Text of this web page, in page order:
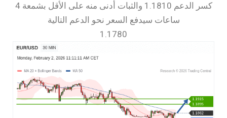
كسر الدعم 1.1810 والثبات أدنى منه على الأقل بشمعة 4
ساعات سيدفع السعر نحو الدعم التالية
1.1780